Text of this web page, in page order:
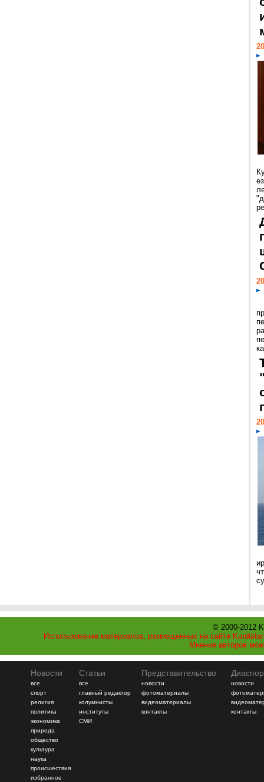
© 2000-2012
Использование материалов, размещенных на сайте
Мнение авторов
Новости
все
спорт
религия
политика
экономика
природа
общество
культура
наука
происшествия
избранное
Статьи
все
главный редактор
колумнисты
институты
СМИ
Представительство
новости
фотоматериалы
видеоматериалы
контакты
новости
контакты